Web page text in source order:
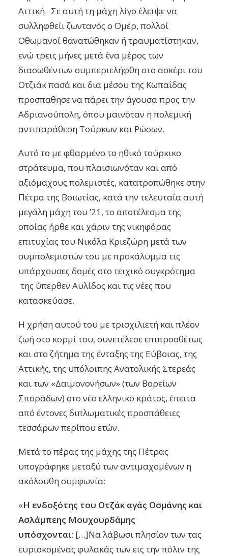
Αττική. Σε αυτή τη μάχη λίγο έλειψε να
συλληφθείι ζωντανός ο Ομέρ, πολλοί
Οθωμανοί θανατώθηκαν ή τραυματίστηκαν,
ενώ τρεις μήνες μετά ένα μέρος των
διασωθέντων συμπεριελήφθη στο ασκέρι του
Οτζιάκ πασά και δια μέσου της Κωπαΐδας
προσπαθησε να πάρει την άγουσα προς την
Αδριανούπολη, όπου μαινόταν η πολεμική
αντιπαράθεση Τούρκων και Ρώσων.
Αυτό το με φθαρμένο το ηθικό τούρκικο
στράτευμα, που πλαισιωνόταν και από
αξιόμαχους πολεμιστές, κατατροπώθηκε στην
Πέτρα της Βοιωτίας, κατά την τελευταία αυτή
μεγάλη μάχη του ’21, το αποτέλεσμα της
οποίας ήρθε και χάριν της νικηφόρας
επιτυχίας του Νικόλα Κριεζώρη μετά των
συμπολεμιστών του με προκάλυμμα τις
υπάρχουσες δομές στο τειχικό συγκρότημα
της ύπερθεν Αυλίδος και τις νέες που
κατασκεύασε.
Η χρήση αυτού του με τρισχιλιετή και πλέον
ζωή στο κορμί του, συνετέλεσε επιπροσθέτως
και στο ζήτημα της ένταξης της Εύβοιας, της
Αττικής, της υπόλοιπης Ανατολικής Στερεάς
και των «Δαιμονονήσων» (των Βορείων
Σποράδων) στο νέο ελληνικό κράτος, έπειτα
από έντονες διπλωματικές προσπάθειες
τεσσάρων περίπου ετών.
Μετά το πέρας της μάχης της Πέτρας
υπογράφηκε μεταξύ των αντιμαχομένων η
ακόλουθη συμφωνία:
«Η ενδοξότης του Οτζάκ αγάς Οσμάνης και
Ασλάμπεης Μουχουρδάμης
υπόσχονται: […]Να λάβωσι πλησίον των τας
ευρισκομένας φυλακάς των εις την πόλιν της